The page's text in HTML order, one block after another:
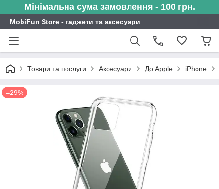
Мінімальна сума замовлення - 100 грн.
MobiFun Store - гаджети та аксесуари
Товари та послуги Аксесуари До Apple iPhone
–29%